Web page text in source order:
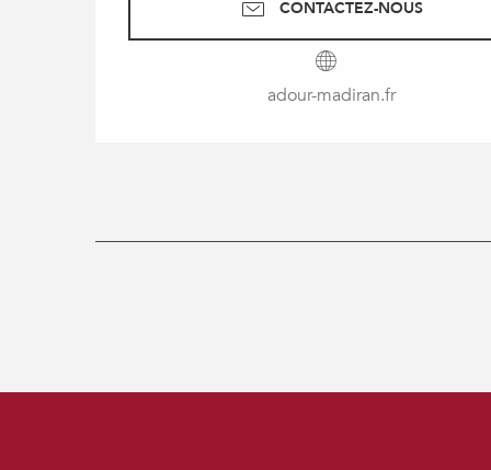
CONTACTEZ-NOUS
adour-madiran.fr